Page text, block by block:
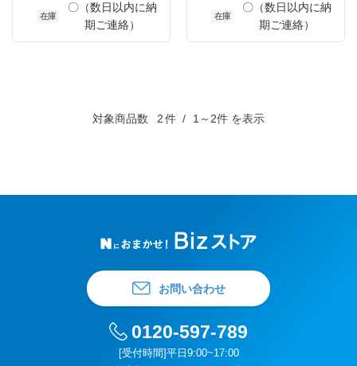
在庫
〇（数日以内に納
期ご連絡）
在庫
〇（数日以内に納
期ご連絡）
対象商品数 2件 1～2件 を表示
お問い合わせ
0120-597-789
[受付時間]平日9:00~17:00